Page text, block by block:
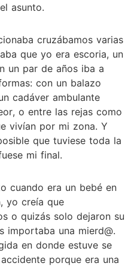
asunto.
cruzábamos varias
que yo era escoria, un
un par de años iba a
con un balazo
cadáver ambulante
o entre las rejas como
vivían por mi zona. Y
que tuviese toda la
mi final.
cuando era un bebé en
yo creía que
o quizás solo dejaron su
importaba una mierd@.
en donde estuve se
porque era una